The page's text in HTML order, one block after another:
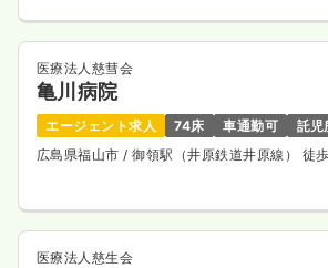
医療法人慈彗会
亀川病院
エージェント求人 74床 車通勤可
託児
広島県福山市 / 御領駅（井原鉄道井原線） 徒
医療法人慈生会